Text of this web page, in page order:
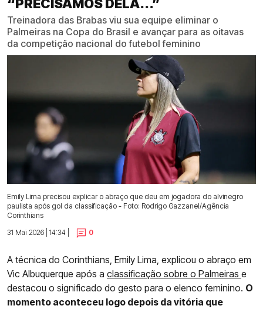
“PRECISAMOS DELA...”
Treinadora das Brabas viu sua equipe eliminar o
Palmeiras na Copa do Brasil e avançar para as oitavas
da competição nacional do futebol feminino
Emily Lima precisou explicar o abraço que deu em jogadora do alvinegro
paulista após gol da classificação - Foto: Rodrigo Gazzanel/Agência
Corinthians
31 Mai 2026 | 14:34 |
0
A técnica do Corinthians, Emily Lima, explicou o abraço em
Vic Albuquerque após a classificação sobre o Palmeiras e
destacou o significado do gesto para o elenco feminino. O
momento aconteceu logo depois da vitória que